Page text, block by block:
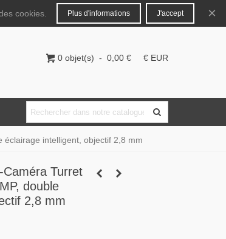
Français Connecter
0 objet(s) - 0,00 € € EUR
éclairage intelligent, objectif 2,8 mm
Turret
double
2,8 mm
cookies. Plus d'informations J'accept ×